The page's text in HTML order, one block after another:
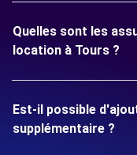
Quelles sont les
location à Tours ?
Est-il possible
supplémentaire ?